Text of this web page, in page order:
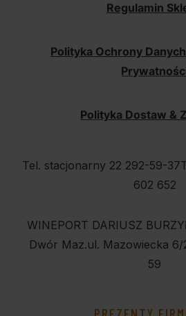
Regulamin
Polityka Ochrony
Polityka Dostaw &
Tel. stacjonarny 22 292-59-37
602 652
WINEPORT DARIUSZ
Dwór Maz.ul. Mazowiecka 6/
59